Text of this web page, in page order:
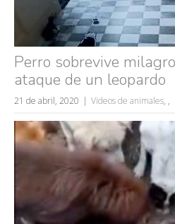
Búsquedas
mujeres
volver a
Perro sobrevive
ataque de un leopardo
21 de abril, 2020 Videos de animales, ,